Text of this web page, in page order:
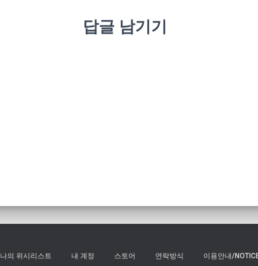
답글 남기기
나의 위시리스트 내 계정 스토어 연락방식 이용안내/